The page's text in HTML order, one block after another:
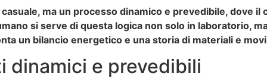
ma un processo dinamico e prevedibile, dove
si serve di questa logica non solo in laboratorio,
un bilancio energetico e una storia di materiali e
dinamici e prevedibili